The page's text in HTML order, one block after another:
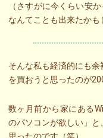
（さすがに今くらい安
なんてことも出来たかも
そんな私も経済的にも
を買おうと思ったのが
数ヶ月前から家にある
のパソコンが欲しい」
思ったのです（笑）